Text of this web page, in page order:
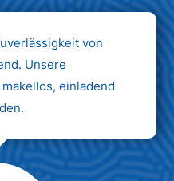
AG
von
Unsere
einladend